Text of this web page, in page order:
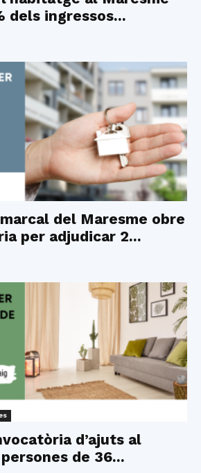
dels ingressos...
del Maresme obre
per adjudicar 2...
d’ajuts al
de 36...